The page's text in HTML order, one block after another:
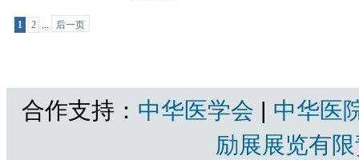
1 2 ... 后一页
合作支持： 中华医学会 | 中华医
励展展览有